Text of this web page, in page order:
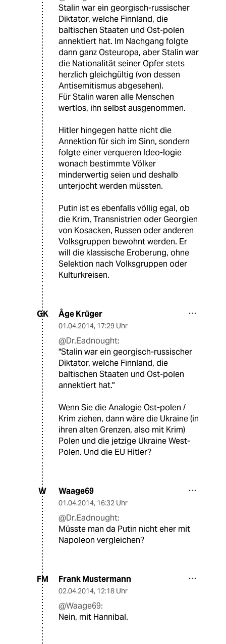
Stalin war ein georgisch-russischer
Diktator, welche Finnland, die
baltischen Staaten und Ost-polen
annektiert hat. Im Nachgang folgte
dann ganz Osteuropa, aber Stalin war
die Nationalität seiner Opfer stets
herzlich gleichgültig (von dessen
Antisemitismus abgesehen).
Für Stalin waren alle Menschen
wertlos, ihn selbst ausgenommen.
Hitler hingegen hatte nicht die
Annektion für sich im Sinn, sondern
folgte einer verqueren Ideo-logie
wonach bestimmte Völker
minderwertig seien und deshalb
unterjocht werden müssten.
Putin ist es ebenfalls völlig egal, ob
die Krim, Transnistrien oder Georgien
von Kosacken, Russen oder anderen
Volksgruppen bewohnt werden. Er
will die klassische Eroberung, ohne
Selektion nach Volksgruppen oder
Kulturkreisen.
GK Åge Krüger
01.04.2014, 17:29 Uhr
@Dr.Eadnought:
"Stalin war ein georgisch-russischer
Diktator, welche Finnland, die
baltischen Staaten und Ost-polen
annektiert hat."
Wenn Sie die Analogie Ost-polen /
Krim ziehen, dann wäre die Ukraine (in
ihren alten Grenzen, also mit Krim)
Polen und die jetzige Ukraine West-
Polen. Und die EU Hitler?
W Waage69
01.04.2014, 16:32 Uhr
@Dr.Eadnought:
Müsste man da Putin nicht eher mit
Napoleon vergleichen?
FM Frank Mustermann
02.04.2014, 12:18 Uhr
@Waage69:
Nein, mit Hannibal.